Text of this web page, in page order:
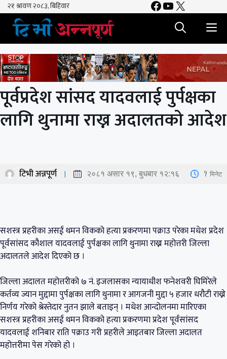
Skip
content
Facebook
YouTube
X
पूर्वप्रदेश सांसद यादवलाई पुर्पक्षका
लागि थुनामा राख्न अदालतको आदेश
टिभी अन्नपूर्ण २०८१ असार १९, बुधबार १२:१६ 1 मिनेट
सशस्त्र प्रहरीका असई थमन विकको हत्या प्रकरणमा पक्राउ परेका मधेश प्रदेश
पूर्वसांसद कौशाल यादवलाई पुर्पक्षका लागि थुनामा राख्न महोत्तरी जिल्ला
अदालतले आदेश दिएको छ ।
जिल्ला अदालत महोत्तरीको ७ नं. इजलासका न्यायाधीश फनेशवरी घिमिरेले
कर्तव्य ज्यान मुद्दामा पुर्पक्षका लागि थुनामा र आगजनी मुद्दा ५ हजार धरौटी राख्ने
निर्णय गरेको श्रेस्तेदार नुतन झाले बताइन् । मधेश आन्दोलनमा मारिएका
सशस्त्र प्रहरीका असई थमन विकको हत्या प्रकरणमा प्रदेश पूर्वसांसद
यादवलाई शनिबार राति पक्राउ गरी प्रहरीले आइतबार जिल्ला अदालत
महोत्तरीमा पेस गरेको हो ।